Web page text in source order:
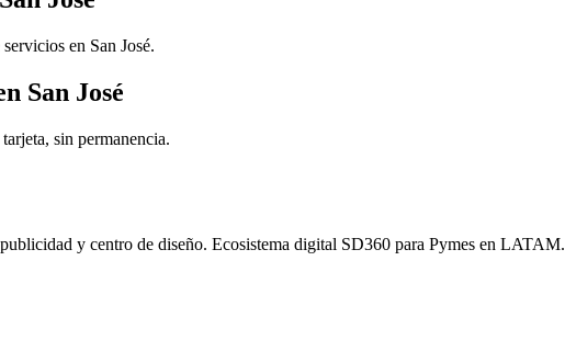
servicios en San José.
San José
sin permanencia.
y centro de diseño. Ecosistema digital SD360 para Pymes en LATAM.